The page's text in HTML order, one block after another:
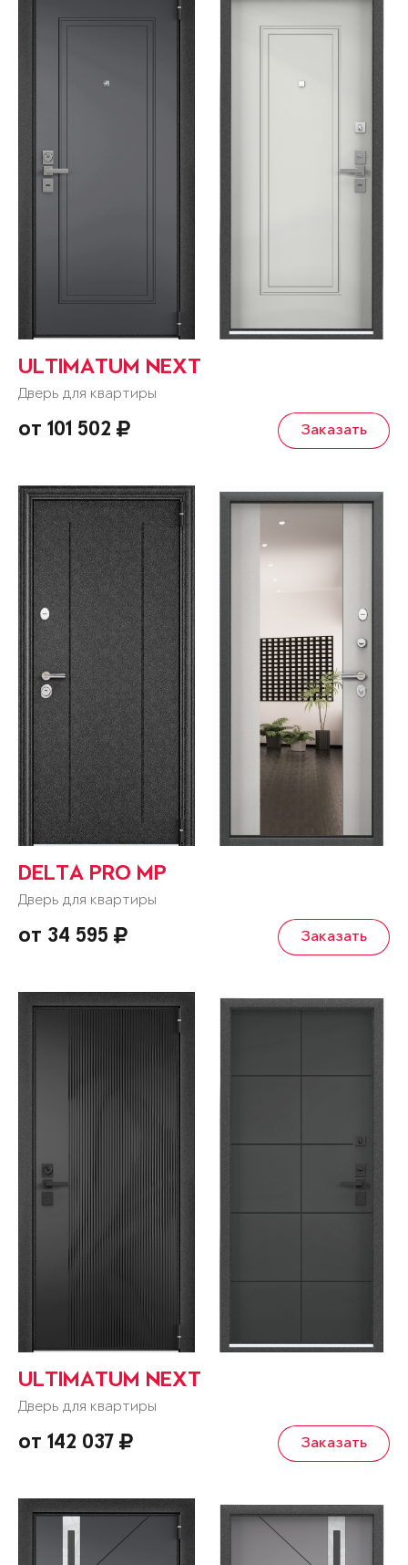
ULTIMATUM NEXT
Дверь для квартиры
от 101 502 Заказать
DELTA PRO MP
Дверь для квартиры
от 34 595 Заказать
ULTIMATUM NEXT
Дверь для квартиры
от 142 037 Заказать